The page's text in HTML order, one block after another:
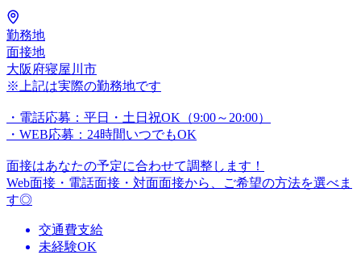
勤務地
面接地
大阪府寝屋川市
※上記は実際の勤務地です
・電話応募：平日・土日祝OK（9:00～20:00）
・WEB応募：24時間いつでもOK
面接はあなたの予定に合わせて調整します！
Web面接・電話面接・対面面接から、ご希望の方法を選べま
す◎
交通費支給
未経験OK